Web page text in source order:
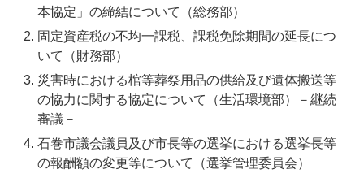
本協定」の締結について（総務部）
固定資産税の不均一課税、課税免除期間の延長につ
いて（財務部）
災害時における棺等葬祭用品の供給及び遺体搬送等
の協力に関する協定について（生活環境部）－継続
審議－
石巻市議会議員及び市長等の選挙における選挙長等
の報酬額の変更等について（選挙管理委員会）